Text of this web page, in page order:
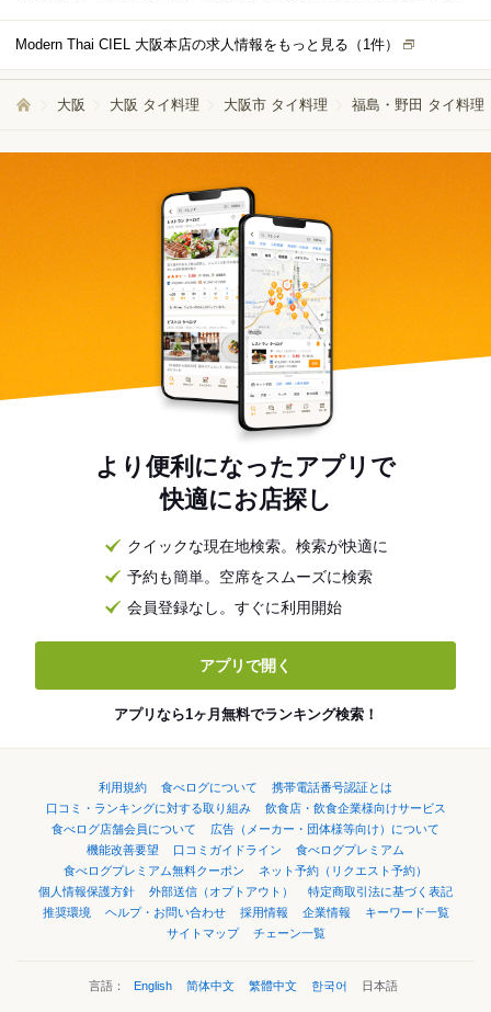
は複数名で協力しながら業務を進めているため、困ったときや忙しいときも
フォローし合える雰囲気です。 未経験の方には、入社時に接客マナー研修を
す。分からないことがあればすぐに先輩がサポートしますので、安心してチ
Modern Thai CIEL 大阪本店の求人情報をもっと見る（ 1件）
大阪 大阪 タイ料理 大阪市 タイ料理 福島・野田 タイ料理
より便利になったアプリで
快適にお店探し
クイックな現在地検索。検索が快適に
予約も簡単。空席をスムーズに検索
会員登録なし。すぐに利用開始
アプリで開く
アプリなら1ヶ月無料でランキング検索！
利用規約 食べログについて
携帯電話番号認証とは
口コミ・ランキングに対する取り組み
飲食店・飲食企業様向けサービス
食べログ店舗会員について
広告（メーカー・団体様等向け）について
機能改善要望
口コミガイドライン
食べログプレミアム
食べログプレミアム無料クーポン
ネット予約（リクエスト予約）
個人情報保護方針
外部送信（オプトアウト）
特定商取引法に基づく表記
推奨環境
ヘルプ・お問い合わせ 採用情報 企業情報
キーワード一覧
サイトマップ
チェーン一覧
言語： English 简体中文 繁體中文 한국어 日本語